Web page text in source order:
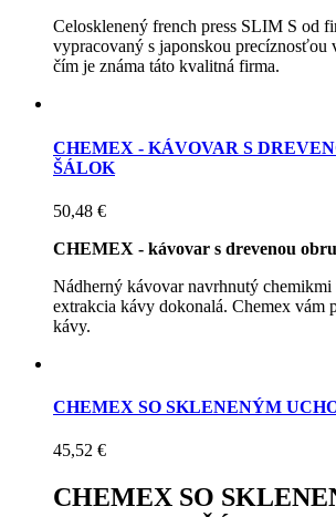
Celosklenený french press SLIM S od
vypracovaný s japonskou precíznosťou
čím je známa táto kvalitná firma.
CHEMEX - KÁVOVAR S
ŠÁLOK
50,48 €
CHEMEX - kávovar s drevenou
Nádherný kávovar navrhnutý chemikmi
extrakcia kávy dokonalá. Chemex vám
kávy.
CHEMEX SO SKLENENÝM
45,52 €
CHEMEX SO